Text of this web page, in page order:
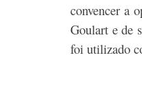
convencer a
Goulart e de
foi utilizado